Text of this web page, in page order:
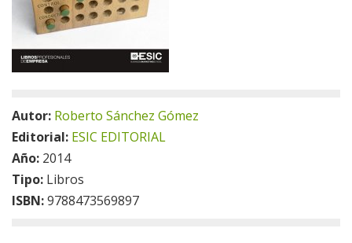
Autor: Roberto Sánchez Gómez
Editorial: ESIC EDITORIAL
Año: 2014
Tipo: Libros
ISBN:9788473569897